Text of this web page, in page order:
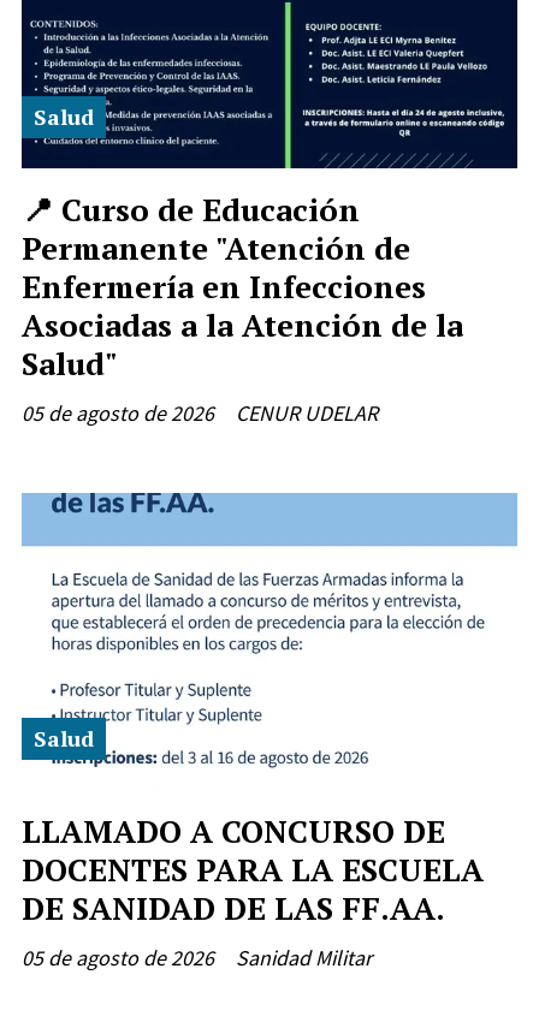
📍 Curso de Educación
Permanente "Atención de
Enfermería en Infecciones
Asociadas a la Atención de la
Salud"
CENUR UDELAR
Salud
05 de agosto de 2026
LLAMADO A CONCURSO DE
DOCENTES PARA LA ESCUELA
DE SANIDAD DE LAS FF.AA.
Sanidad Militar
Salud
05 de agosto de 2026